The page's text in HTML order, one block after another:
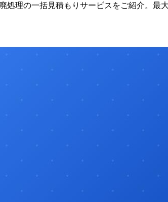
処理の一括見積もりサービスをご紹介。最